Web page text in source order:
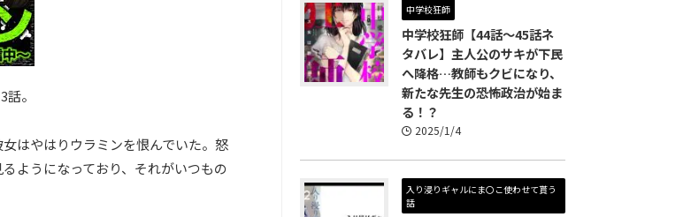
話。
はやはりウラミンを恨んでいた。怒
ようになっており、それがいつもの
中学校狂師
中学校狂師【44話～45話ネ
タバレ】主人公のサキが下民
へ降格…教師もクビになり、
新たな先生の恐怖政治が始ま
る！？
2025/1/4
入り浸りギャルにま〇こ使わせて貰う
話